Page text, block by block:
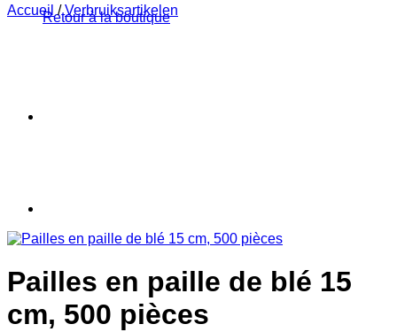
Retour à la boutique
Accueil / Verbruiksartikelen
Pailles en paille de blé 15
cm, 500 pièces